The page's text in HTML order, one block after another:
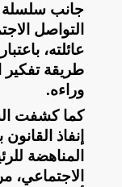
جانب سلسلة
التواصل
عائلته،
طريقة تفكير
وراءه.
كما كشفت
إنفاذ
المناهضة
الاجتماعي،